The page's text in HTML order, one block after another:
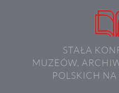
STAŁA
MUZEÓW,
POLSKICH